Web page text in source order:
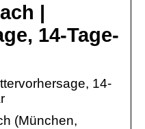
|
14-Tage-
14-
(München,